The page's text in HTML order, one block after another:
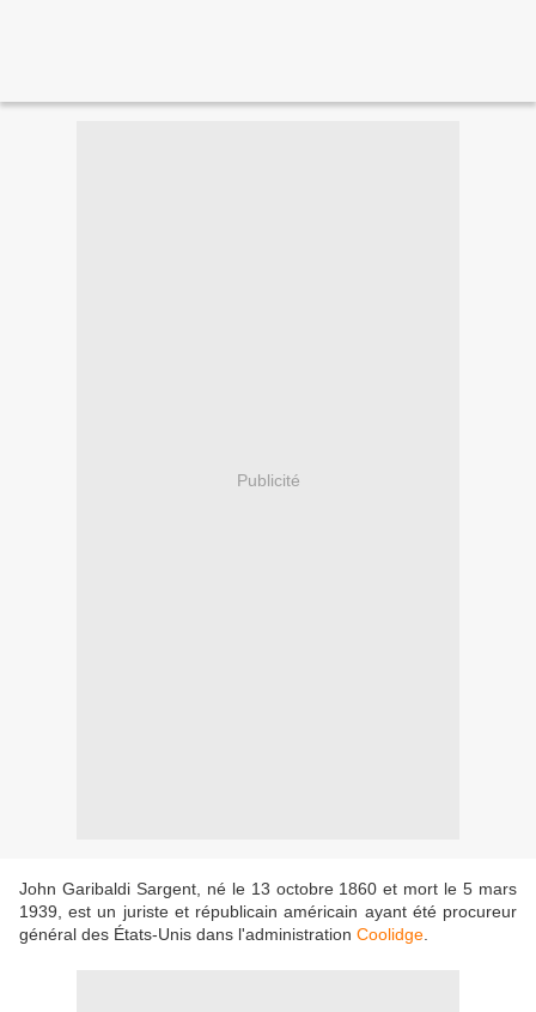
Publicité
John Garibaldi Sargent, né le 13 octobre 1860 et mort le 5 mars
1939, est un juriste et républicain américain ayant été procureur
général des États-Unis dans l'administration Coolidge